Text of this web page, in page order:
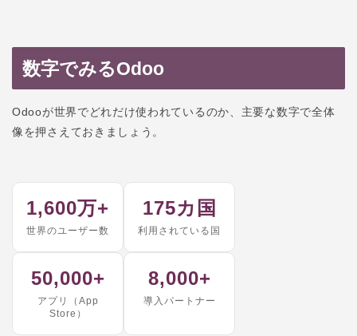
数字でみるOdoo
Odooが世界でどれだけ使われているのか、主要な数字で全体
像を押さえておきましょう。
1,600万+
世界のユーザー数
175カ国
利用されている国
50,000+
アプリ（App
Store）
8,000+
導入パートナー